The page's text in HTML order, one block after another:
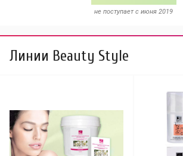
не поступает c июня 2019
Линии Beauty Style